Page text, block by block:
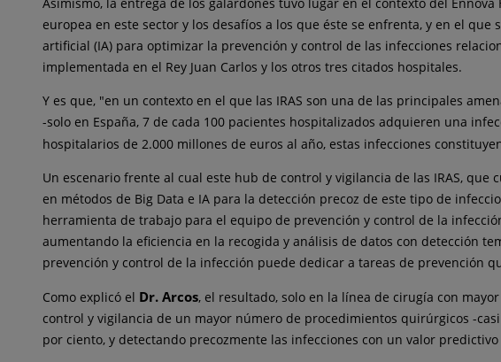
europea en este sector y los desafíos a los que éste se enfrenta, y en el
artificial (IA) para optimizar la prevención y control de las infecciones
implementada en el Rey Juan Carlos y los otros tres citados hospitales.
Y es que, "en un contexto en el que las IRAS son una de las principales
-solo en España, 7 de cada 100 pacientes hospitalizados adquieren una
hospitalarios de 2.000 millones de euros al año, estas infecciones
Un escenario frente al cual este hub de control y vigilancia de las IRAS,
en métodos de Big Data e IA para la detección precoz de este tipo de
herramienta de trabajo para el equipo de prevención y control de la
aumentando la eficiencia en la recogida y análisis de datos con detección
prevención y control de la infección puede dedicar a tareas de prevención
Como explicó el Dr. Arcos, el resultado, solo en la línea de cirugía con
control y vigilancia de un mayor número de procedimientos quirúrgicos -
por ciento, y detectando precozmente las infecciones con un valor